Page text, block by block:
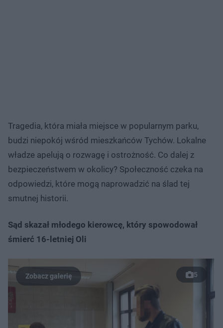
Tragedia, która miała miejsce w popularnym parku,
budzi niepokój wśród mieszkańców Tychów. Lokalne
władze apelują o rozwagę i ostrożność. Co dalej z
bezpieczeństwem w okolicy? Społeczność czeka na
odpowiedzi, które mogą naprowadzić na ślad tej
smutnej historii.
Sąd skazał młodego kierowcę, który spowodował
śmierć 16-letniej Oli
5